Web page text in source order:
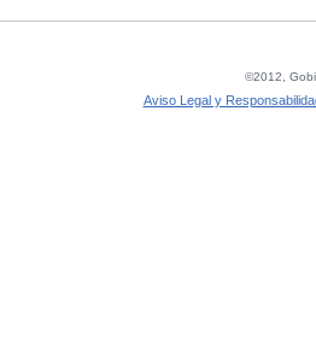
©2012,
Aviso Legal y